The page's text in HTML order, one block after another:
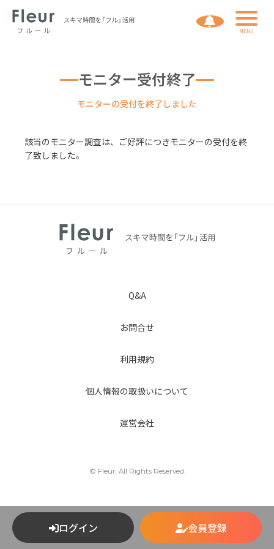
個人情報の取扱いについて
ログイン
会員登録
モニター受付終了
モニターの受付を終了しました
該当のモニター調査は、ご好評につきモニターの受付を終
了致しました。
ログイン 会員登録
Q&A
お問合せ
利用規約
個人情報の取扱いについて
運営会社
© Fleur. All Rights Reserved.